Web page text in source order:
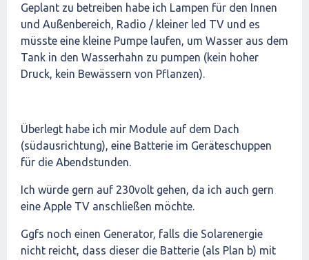
Geplant zu betreiben habe ich Lampen für den Innen
und Außenbereich, Radio / kleiner led TV und es
müsste eine kleine Pumpe laufen, um Wasser aus dem
Tank in den Wasserhahn zu pumpen (kein hoher
Druck, kein Bewässern von Pflanzen).
Überlegt habe ich mir Module auf dem Dach
(südausrichtung), eine Batterie im Geräteschuppen
für die Abendstunden.
Ich würde gern auf 230volt gehen, da ich auch gern
eine Apple TV anschließen möchte.
Ggfs noch einen Generator, falls die Solarenergie
nicht reicht, dass dieser die Batterie (als Plan b) mit